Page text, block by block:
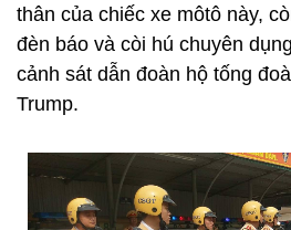
thân của chiếc xe môtô này,
đèn báo và còi hú chuyên
cảnh sát dẫn đoàn hộ tống
Trump.